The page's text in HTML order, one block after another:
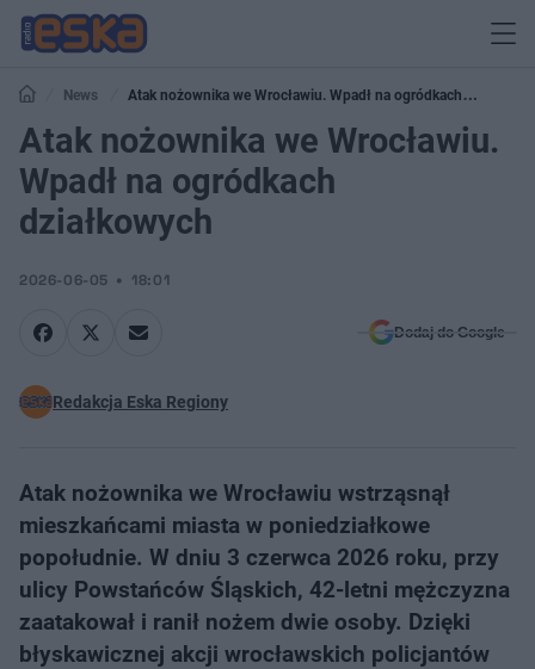
News
Atak nożownika we Wrocławiu. Wpadł na ogródkach
działkowych
Atak nożownika we Wrocławiu.
Wpadł na ogródkach
działkowych
2026-06-05 18:01
Dodaj do Google
Redakcja Eska Regiony
Atak nożownika we Wrocławiu wstrząsnął
mieszkańcami miasta w poniedziałkowe
popołudnie. W dniu 3 czerwca 2026 roku, przy
ulicy Powstańców Śląskich, 42-letni mężczyzna
zaatakował i ranił nożem dwie osoby. Dzięki
błyskawicznej akcji wrocławskich policjantów